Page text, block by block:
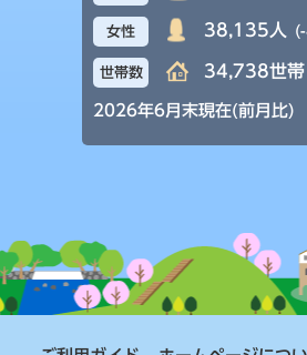
女性 38,135人
世帯数 34,738世帯
2026年6月末現在(前月比)